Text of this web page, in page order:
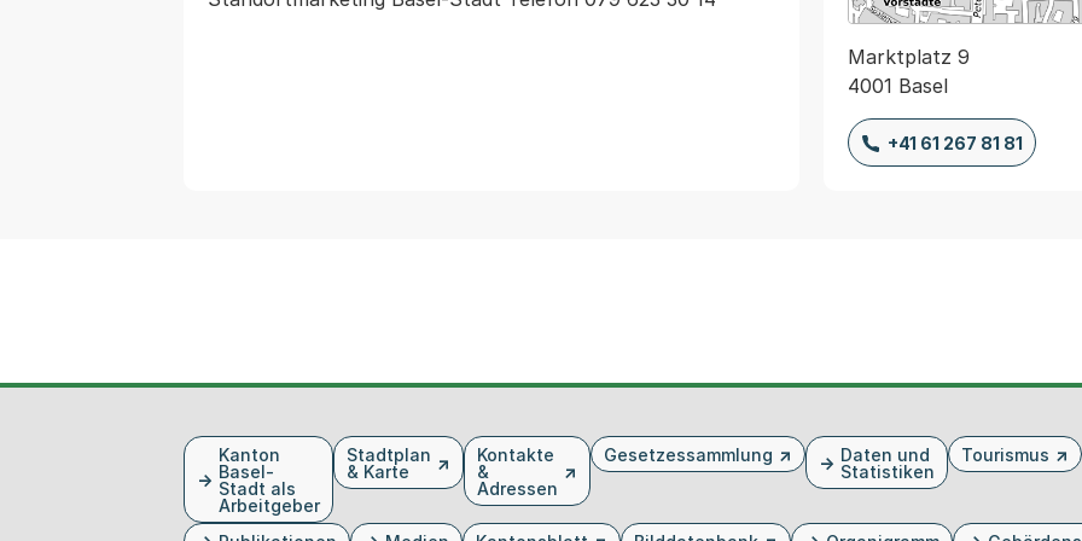
Marktplatz 9
4001 Basel
+41 61 267 81 81
Kanton
Basel-
Stadt als
Arbeitgeber
Stadtplan
& Karte
Kontakte
&
Adressen
Gesetzessammlung
Daten und
Statistiken
Tourismus